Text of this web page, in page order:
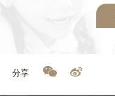
分享